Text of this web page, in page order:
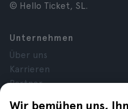
Wir bemühen uns,
© Hello Ticket, SL.
Unternehmen
Über uns
Karrieren
Partner